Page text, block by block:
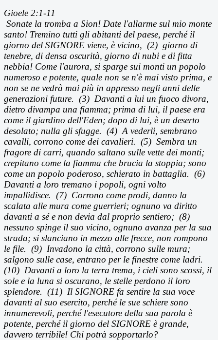
Gioele 2:1-11
Sonate la tromba a Sion! Date l'allarme sul mio monte
santo! Tremino tutti gli abitanti del paese, perché il
giorno del SIGNORE viene, è vicino, (2) giorno di
tenebre, di densa oscurità, giorno di nubi e di fitta
nebbia! Come l'aurora, si sparge sui monti un popolo
numeroso e potente, quale non se n'è mai visto prima, e
non se ne vedrà mai più in appresso negli anni delle
generazioni future. (3) Davanti a lui un fuoco divora,
dietro divampa una fiamma; prima di lui, il paese era
come il giardino dell'Eden; dopo di lui, è un deserto
desolato; nulla gli sfugge. (4) A vederli, sembrano
cavalli, corrono come dei cavalieri. (5) Sembra un
fragore di carri, quando saltano sulle vette dei monti;
crepitano come la fiamma che brucia la stoppia; sono
come un popolo poderoso, schierato in battaglia. (6)
Davanti a loro tremano i popoli, ogni volto
impallidisce. (7) Corrono come prodi, danno la
scalata alle mura come guerrieri; ognuno va diritto
davanti a sé e non devia dal proprio sentiero; (8)
nessuno spinge il suo vicino, ognuno avanza per la sua
strada; si slanciano in mezzo alle frecce, non rompono
le file. (9) Invadono la città, corrono sulle mura;
salgono sulle case, entrano per le finestre come ladri.
(10) Davanti a loro la terra trema, i cieli sono scossi, il
sole e la luna si oscurano, le stelle perdono il loro
splendore. (11) Il SIGNORE fa sentire la sua voce
davanti al suo esercito, perché le sue schiere sono
innumerevoli, perché l'esecutore della sua parola è
potente, perché il giorno del SIGNORE è grande,
davvero terribile! Chi potrà sopportarlo?